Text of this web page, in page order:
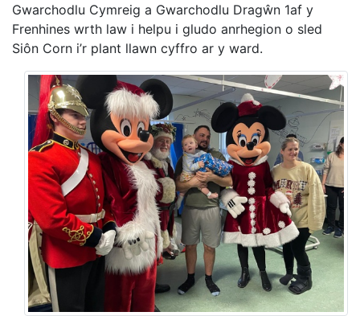
Gwarchodlu Cymreig a Gwarchodlu Dragŵn 1af y
Frenhines wrth law i helpu i gludo anrhegion o sled
Siôn Corn i’r plant llawn cyffro ar y ward.